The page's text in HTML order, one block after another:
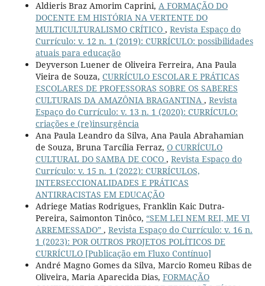
Aldieris Braz Amorim Caprini, A FORMAÇÃO DO
DOCENTE EM HISTÓRIA NA VERTENTE DO
MULTICULTURALISMO CRÍTICO , Revista Espaço do
Currículo: v. 12 n. 1 (2019): CURRÍCULO: possibilidades
atuais para educação
Deyverson Luener de Oliveira Ferreira, Ana Paula
Vieira de Souza, CURRÍCULO ESCOLAR E PRÁTICAS
ESCOLARES DE PROFESSORAS SOBRE OS SABERES
CULTURAIS DA AMAZÔNIA BRAGANTINA , Revista
Espaço do Currículo: v. 13 n. 1 (2020): CURRÍCULO:
criações e (re)insurgência
Ana Paula Leandro da Silva, Ana Paula Abrahamian
de Souza, Bruna Tarcília Ferraz, O CURRÍCULO
CULTURAL DO SAMBA DE COCO , Revista Espaço do
Currículo: v. 15 n. 1 (2022): CURRÍCULOS,
INTERSECCIONALIDADES E PRÁTICAS
ANTIRRACISTAS EM EDUCAÇÃO
Adriege Matias Rodrigues, Franklin Kaic Dutra-
Pereira, Saimonton Tinôco, “SEM LEI NEM REI, ME VI
ARREMESSADO” , Revista Espaço do Currículo: v. 16 n.
1 (2023): POR OUTROS PROJETOS POLÍTICOS DE
CURRÍCULO [Publicação em Fluxo Contínuo]
André Magno Gomes da Silva, Marcio Romeu Ribas de
Oliveira, Maria Aparecida Dias, FORMAÇÃO